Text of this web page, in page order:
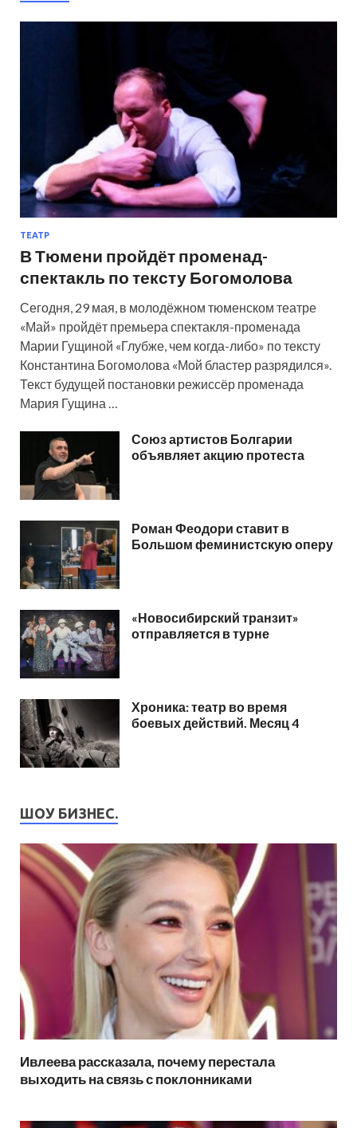
ТЕАТР
В Тюмени пройдёт променад-
спектакль по тексту Богомолова
Сегодня, 29 мая, в молодёжном тюменском театре
«Май» пройдёт премьера спектакля-променада
Марии Гущиной «Глубже, чем когда-либо» по тексту
Константина Богомолова «Мой бластер разрядился».
Текст будущей постановки режиссёр променада
Мария Гущина …
Союз артистов Болгарии
объявляет акцию протеста
Роман Феодори ставит в
Большом феминистскую оперу
«Новосибирский транзит»
отправляется в турне
Хроника: театр во время
боевых действий. Месяц 4
ШОУ БИЗНЕС.
Ивлеева рассказала, почему перестала
выходить на связь с поклонниками